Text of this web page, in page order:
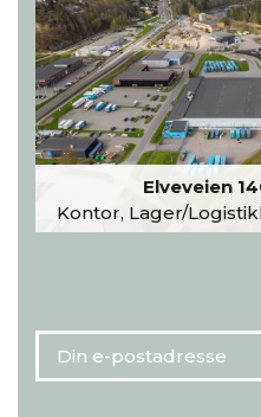
Elveveien
Kontor, Lager/